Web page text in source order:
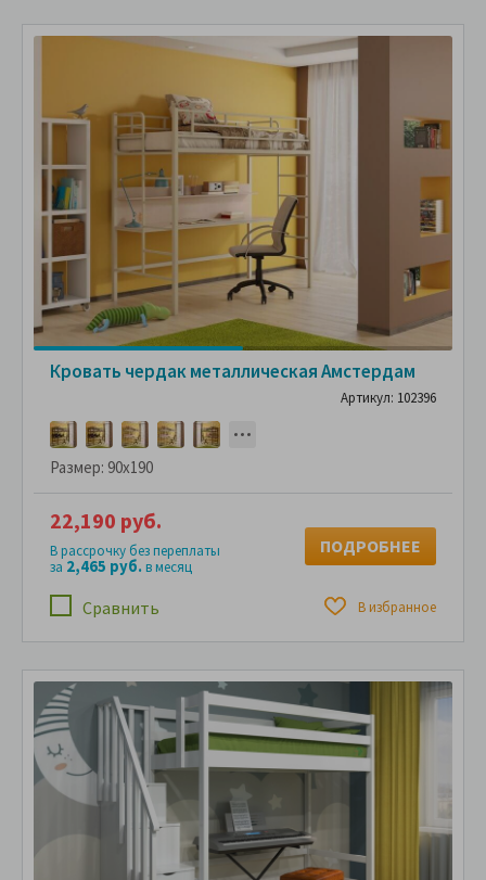
Кровать чердак металлическая Амстердам
Артикул: 102396
Размер: 90x190
Сравнить В избранное
22,190 руб.
В рассрочку без переплаты
за 2,465 руб.в месяц
ПОДРОБНЕЕ